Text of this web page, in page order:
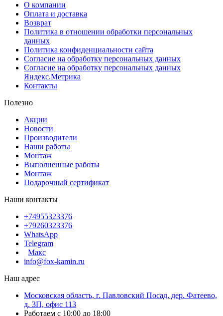
О компании
Оплата и доставка
Возврат
Политика в отношении обработки персональных
данных
Политика конфиденциальности сайта
Согласие на обработку персональных данных
Согласие на обработку персональных данных
Яндекс.Метрика
Контакты
Полезно
Акции
Новости
Производители
Наши работы
Монтаж
Выполненные работы
Монтаж
Подарочный сертификат
Наши контакты
+74955323376
+79260323376
WhatsApp
Telegram
Макс
info@fox-kamin.ru
Наш адрес
Московская область, г. Павловский Посад, дер. Фатеево,
д. 3П, офис 113
Работаем с 10:00 до 18:00